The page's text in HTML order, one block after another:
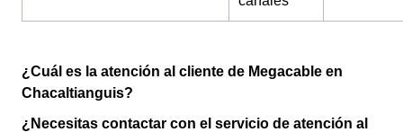
¿Cuál es la atención al cliente de Megacable en
Chacaltianguis?
¿Necesitas contactar con el servicio de atención al